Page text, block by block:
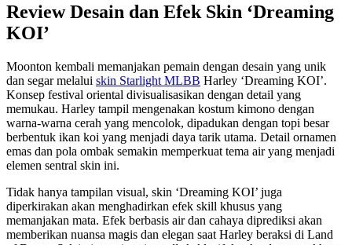
Review Desain dan Efek Skin ‘Dreaming
KOI’
Moonton kembali memanjakan pemain dengan desain yang unik
dan segar melalui skin Starlight MLBB Harley ‘Dreaming KOI’.
Konsep festival oriental divisualisasikan dengan detail yang
memukau. Harley tampil mengenakan kostum kimono dengan
warna-warna cerah yang mencolok, dipadukan dengan topi besar
berbentuk ikan koi yang menjadi daya tarik utama. Detail ornamen
emas dan pola ombak semakin memperkuat tema air yang menjadi
elemen sentral skin ini.
Tidak hanya tampilan visual, skin ‘Dreaming KOI’ juga
diperkirakan akan menghadirkan efek skill khusus yang
memanjakan mata. Efek berbasis air dan cahaya diprediksi akan
memberikan nuansa magis dan elegan saat Harley beraksi di Land